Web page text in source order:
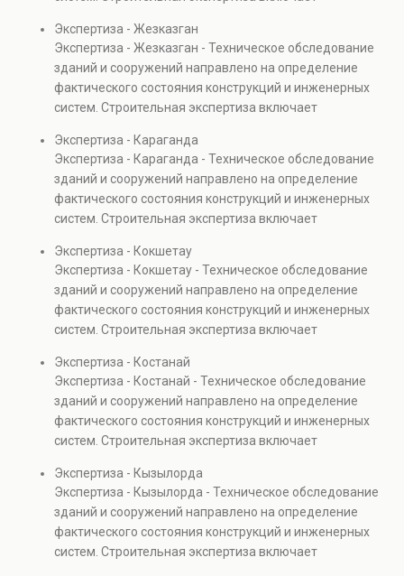
проверках.
элементов и оценку эксплуатационной безопасности.
Услуга востребована при покупке недвижимости,
капитальном ремонте и реконструкции объектов, а
также при судебных разбирательствах и технических
проверках.
Экспертиза - Жезказган
Экспертиза - Жезказган - Техническое обследование
зданий и сооружений направлено на определение
фактического состояния конструкций и инженерных
систем. Строительная экспертиза включает
элементов и оценку эксплуатационной безопасности.
Услуга востребована при покупке недвижимости,
капитальном ремонте и реконструкции объектов, а
также при судебных разбирательствах и технических
проверках.
Экспертиза - Караганда
Экспертиза - Караганда - Техническое обследование
зданий и сооружений направлено на определение
фактического состояния конструкций и инженерных
систем. Строительная экспертиза включает
элементов и оценку эксплуатационной безопасности.
Услуга востребована при покупке недвижимости,
капитальном ремонте и реконструкции объектов, а
также при судебных разбирательствах и технических
проверках.
Экспертиза - Кокшетау
Экспертиза - Кокшетау - Техническое обследование
зданий и сооружений направлено на определение
фактического состояния конструкций и инженерных
систем. Строительная экспертиза включает
элементов и оценку эксплуатационной безопасности.
Услуга востребована при покупке недвижимости,
капитальном ремонте и реконструкции объектов, а
также при судебных разбирательствах и технических
проверках.
Экспертиза - Костанай
Экспертиза - Костанай - Техническое обследование
зданий и сооружений направлено на определение
фактического состояния конструкций и инженерных
систем. Строительная экспертиза включает
элементов и оценку эксплуатационной безопасности.
Услуга востребована при покупке недвижимости,
капитальном ремонте и реконструкции объектов, а
также при судебных разбирательствах и технических
проверках.
Экспертиза - Кызылорда
Экспертиза - Кызылорда - Техническое обследование
зданий и сооружений направлено на определение
фактического состояния конструкций и инженерных
систем. Строительная экспертиза включает